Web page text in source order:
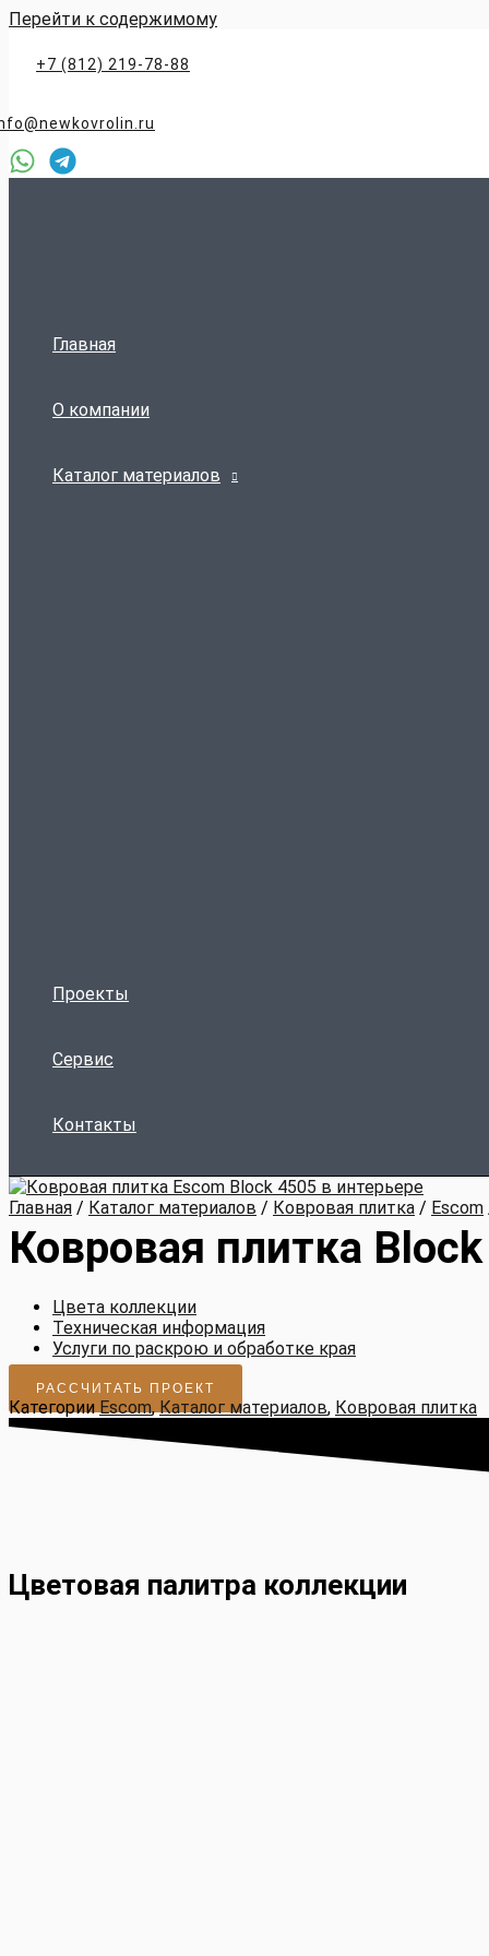
Перейти к содержимому
+7 (812) 219-78-88
Главная
О компании
Каталог материалов
Проекты
Сервис
Контакты
Главная / Каталог материалов / Ковровая плитка / Escom
Ковровая плитка Block
Цвета коллекции
Техническая информация
Услуги по раскрою и обработке края
РАССЧИТАТЬ ПРОЕКТ
Категории Escom,Каталог материалов, Ковровая плитка
Цветовая палитра коллекции